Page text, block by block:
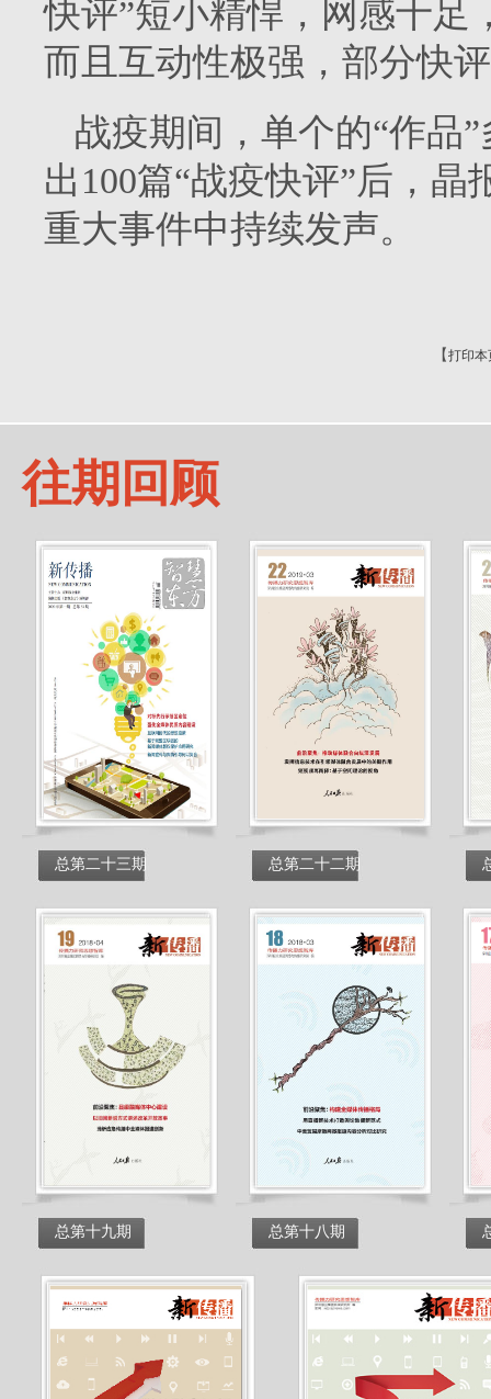
快评”短小精悍，网感十足
而且互动性极强，部分快
战疫期间，单个的“作品
出100篇“战疫快评”后，
重大事件中持续发声。
【打印本
往期回顾
总第二十三期 总第二十二期
总第十九期 总第十八期